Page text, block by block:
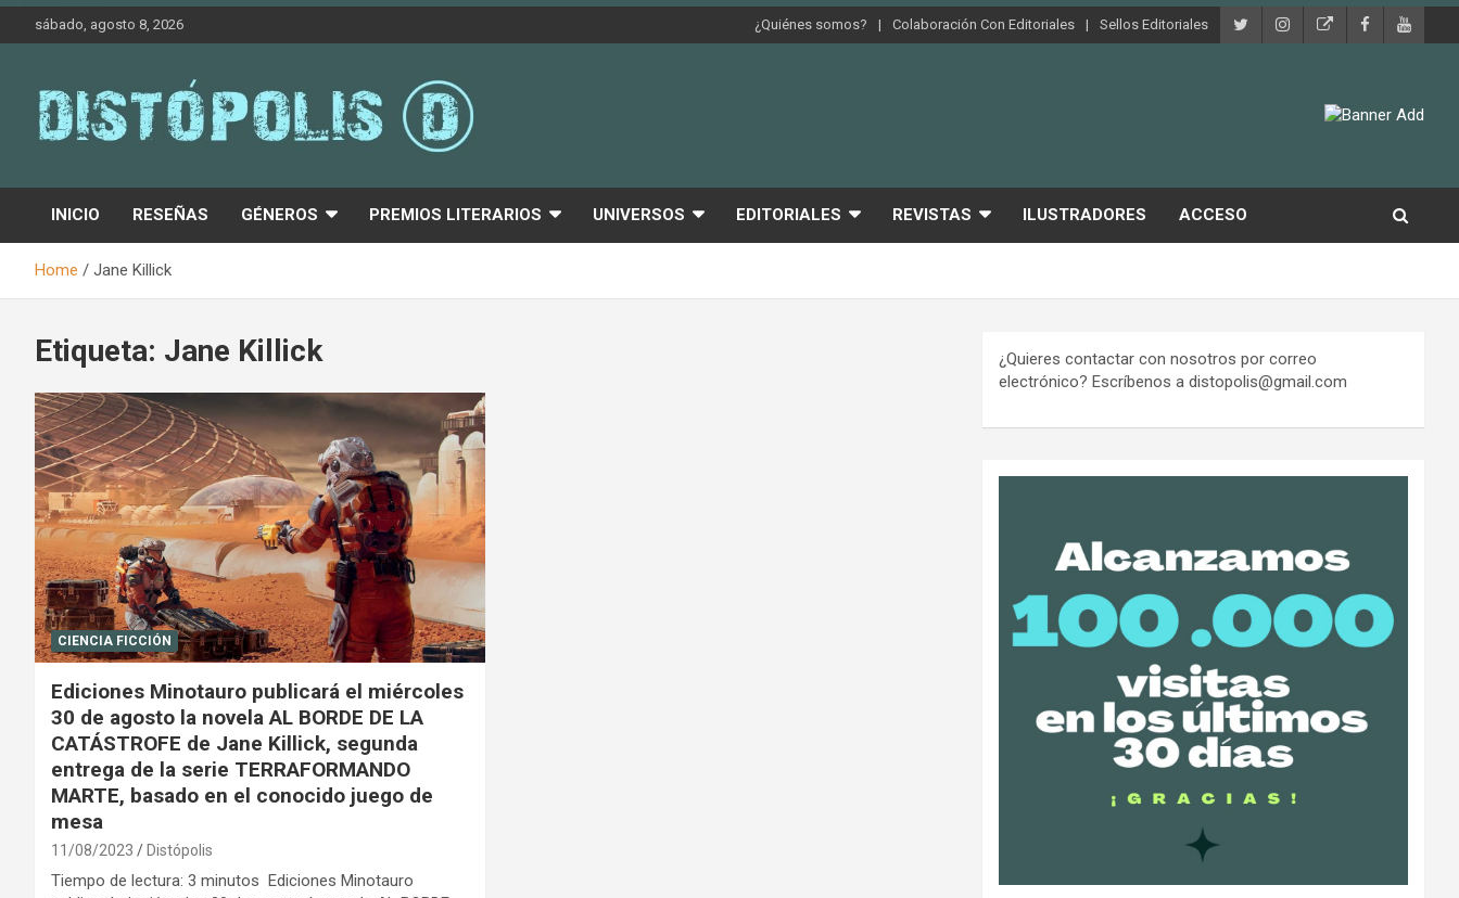
Skip
sábado, agosto 8, 2026 ¿Quiénes somos? Colaboración Con Editoriales Sellos Editoriales
Distópolis
INICIO RESEÑAS GÉNEROS PREMIOS LITERARIOS UNIVERSOS EDITORIALES REVISTAS ILUSTRADORES ACCESO
Home Jane Killick
Etiqueta: Jane Killick
CIENCIA FICCIÓN
Ediciones Minotauro publicará el miércoles
30 de agosto la novela AL BORDE DE LA
CATÁSTROFE de Jane Killick, segunda
entrega de la serie TERRAFORMANDO
MARTE, basado en el conocido juego de
mesa
11/08/2023 Distópolis
Tiempo de lectura: 3 minutos Ediciones Minotauro
¿Quieres contactar con nosotros por correo
electrónico? Escríbenos a distopolis@gmail.com